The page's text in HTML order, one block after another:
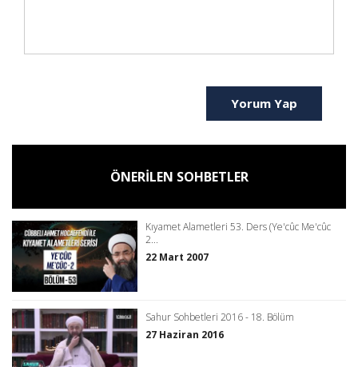
Yorum Yap
ÖNERİLEN SOHBETLER
Kıyamet Alametleri 53. Ders (Ye'cûc Me'cûc
2...
22 Mart 2007
Sahur Sohbetleri 2016 - 18. Bölüm
27 Haziran 2016